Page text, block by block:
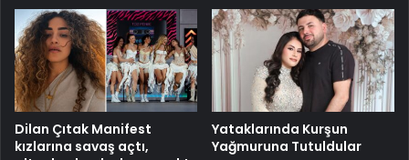
Dilan Çıtak Manifest
kızlarına savaş açtı,
Yataklarında Kurşun
Yağmuruna Tutuldular